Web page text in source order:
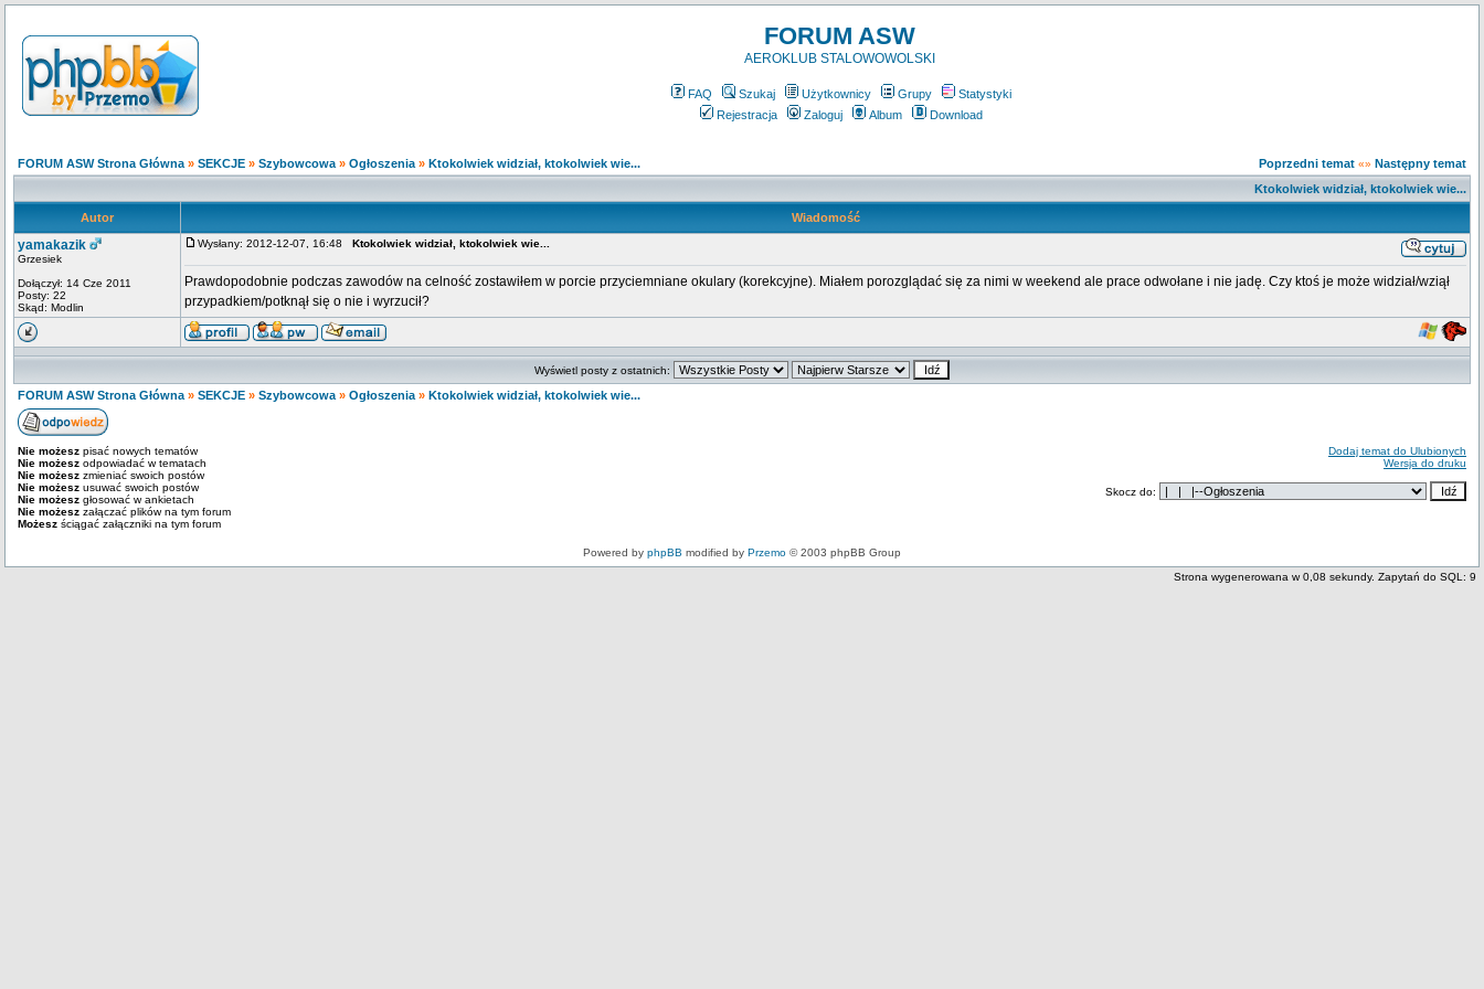
FORUM ASW
AEROKLUB STALOWOWOLSKI
FAQ Szukaj Użytkownicy Grupy
Statystyki
Rejestracja
Zaloguj Album Download
FORUM ASW Strona Główna » SEKCJE » Szybowcowa » Ogłoszenia » Ktokolwiek widział, ktokolwiek wie... Poprzedni temat «» Następny temat
Ktokolwiek widział, ktokolwiek wie...
Autor Wiadomość
yamakazik
Grzesiek
Dołączył: 14 Cze 2011
Posty: 22
Skąd: Modlin
Wysłany: 2012-12-07, 16:48 Ktokolwiek widział, ktokolwiek wie...
Prawdopodobnie podczas zawodów na celność zostawiłem w porcie przyciemniane okulary (korekcyjne). Miałem porozglądać się za nimi w weekend ale prace odwołane i nie jadę. Czy ktoś je może widział/wziął
przypadkiem/potknął się o nie i wyrzucił?
Wyświetl posty z ostatnich:
FORUM ASW Strona Główna » SEKCJE » Szybowcowa » Ogłoszenia » Ktokolwiek widział, ktokolwiek wie...
Nie możesz pisać nowych tematów
Nie możesz odpowiadać w tematach
Nie możesz zmieniać swoich postów
Nie możesz usuwać swoich postów
Nie możesz głosować w ankietach
Nie możesz załączać plików na tym forum
Możesz ściągać załączniki na tym forum
Dodaj temat do Ulubionych
Wersja do druku
Skocz do:
Powered by phpBB modified by Przemo © 2003 phpBB Group
Strona wygenerowana w 0,08 sekundy. Zapytań do SQL: 9